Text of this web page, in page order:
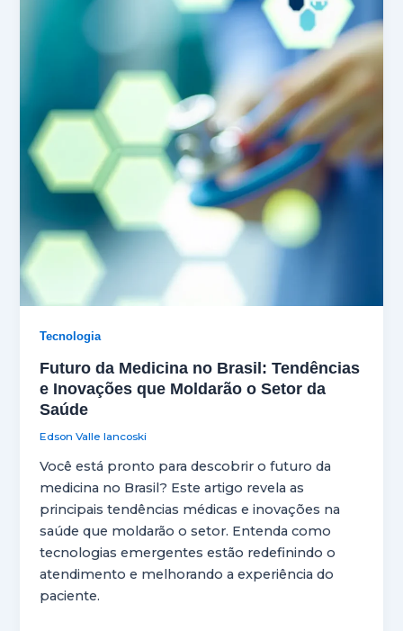
Tecnologia
Futuro da Medicina no Brasil: Tendências
e Inovações que Moldarão o Setor da
Saúde
Edson Valle Iancoski
Você está pronto para descobrir o futuro da
medicina no Brasil? Este artigo revela as
principais tendências médicas e inovações na
saúde que moldarão o setor. Entenda como
tecnologias emergentes estão redefinindo o
atendimento e melhorando a experiência do
paciente.